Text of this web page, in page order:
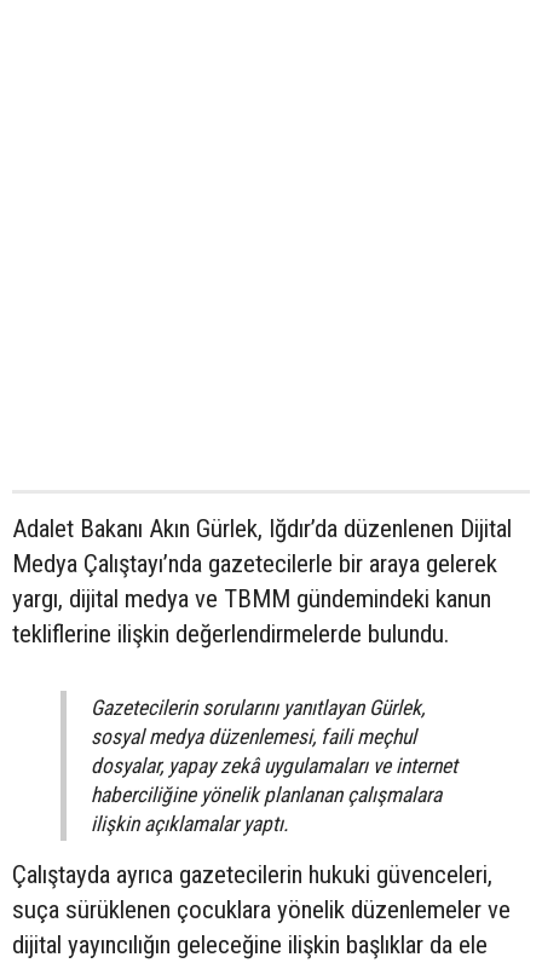
Adalet Bakanı Akın Gürlek, Iğdır’da düzenlenen Dijital
Medya Çalıştayı’nda gazetecilerle bir araya gelerek
yargı, dijital medya ve TBMM gündemindeki kanun
tekliflerine ilişkin değerlendirmelerde bulundu.
Gazetecilerin sorularını yanıtlayan Gürlek,
sosyal medya düzenlemesi, faili meçhul
dosyalar, yapay zekâ uygulamaları ve internet
haberciliğine yönelik planlanan çalışmalara
ilişkin açıklamalar yaptı.
Çalıştayda ayrıca gazetecilerin hukuki güvenceleri,
suça sürüklenen çocuklara yönelik düzenlemeler ve
dijital yayıncılığın geleceğine ilişkin başlıklar da ele